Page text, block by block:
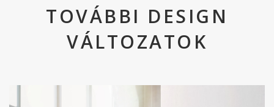
TOVÁBBI DESIGN
VÁLTOZATOK